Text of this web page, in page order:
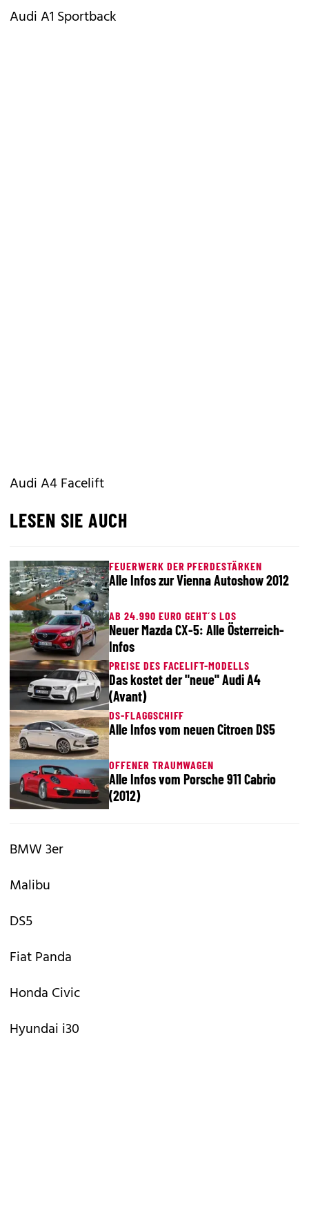
Audi A1 Sportback
Audi A4 Facelift
LESEN SIE AUCH
FEUERWERK DER PFERDESTÄRKEN
Alle Infos zur Vienna Autoshow 2012
AB 24.990 EURO GEHT´S LOS
Neuer Mazda CX-5: Alle Österreich-
Infos
PREISE DES FACELIFT-MODELLS
Das kostet der "neue" Audi A4
(Avant)
DS-FLAGGSCHIFF
Alle Infos vom neuen Citroen DS5
OFFENER TRAUMWAGEN
Alle Infos vom Porsche 911 Cabrio
(2012)
BMW 3er
Malibu
DS5
Fiat Panda
Honda Civic
Hyundai i30